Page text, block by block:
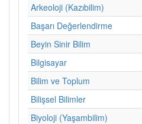
Arkeoloji (Kazıbilim)
Başarı Değerlendirme
Beyin Sinir Bilim
Bilgisayar
Bilim ve Toplum
Bilişsel Bilimler
Biyoloji (Yaşambilim)